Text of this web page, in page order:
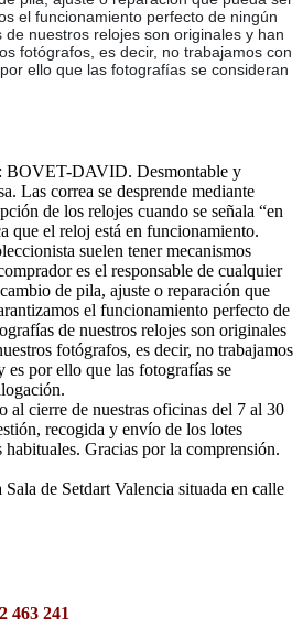
el funcionamiento perfecto de ningún
de nuestros relojes son originales y han
fotógrafos, es decir, no trabajamos con
ello que las fotografías se consideran
BOVET-DAVID. Desmontable y
Las correa se desprende mediante
de los relojes cuando se señala “en
que el reloj está en funcionamiento.
suelen tener mecanismos
es el responsable de cualquier
de pila, ajuste o reparación que
el funcionamiento perfecto de
de nuestros relojes son originales
fotógrafos, es decir, no trabajamos
por ello que las fotografías se
al cierre de nuestras oficinas del 7 al 30
recogida y envío de los lotes
habituales. Gracias por la comprensión.
de Setdart Valencia situada en calle
463 241